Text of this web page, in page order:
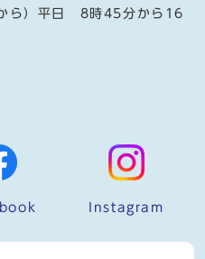
ら）平日 8時45分から16
Instagram